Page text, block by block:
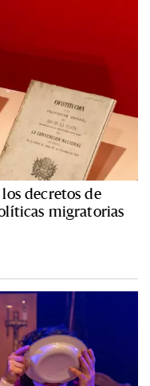
decretos de
migratorias